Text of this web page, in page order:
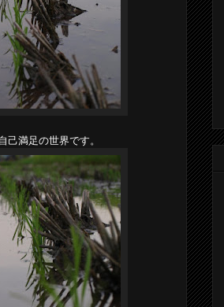
満足の世界です。